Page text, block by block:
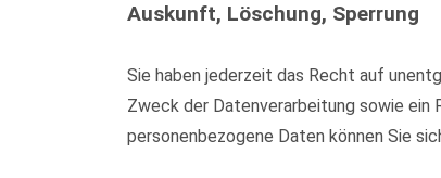
Auskunft, Löschung, Sperrung
Sie haben jederzeit das Recht auf
Zweck der Datenverarbeitung sowie ein
personenbezogene Daten können Sie